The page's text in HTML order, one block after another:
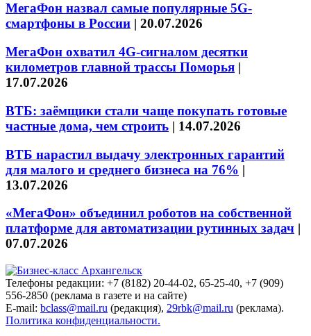
МегаФон назвал самые популярные 5G-
смартфоны в России | 20.07.2026
МегаФон охватил 4G-сигналом десятки
километров главной трассы Поморья |
17.07.2026
ВТБ: заёмщики стали чаще покупать готовые
частные дома, чем строить | 14.07.2026
ВТБ нарастил выдачу электронных гарантий
для малого и среднего бизнеса на 76% |
13.07.2026
«МегаФон» объединил роботов на собственной
платформе для автоматизации рутинных задач |
07.07.2026
Телефоны редакции: +7 (8182) 20-44-02, 65-25-40, +7 (909)
556-2850 (реклама в газете и на сайте)
E-mail: bclass@mail.ru (редакция), 29rbk@mail.ru (реклама).
Политика конфиденциальности.